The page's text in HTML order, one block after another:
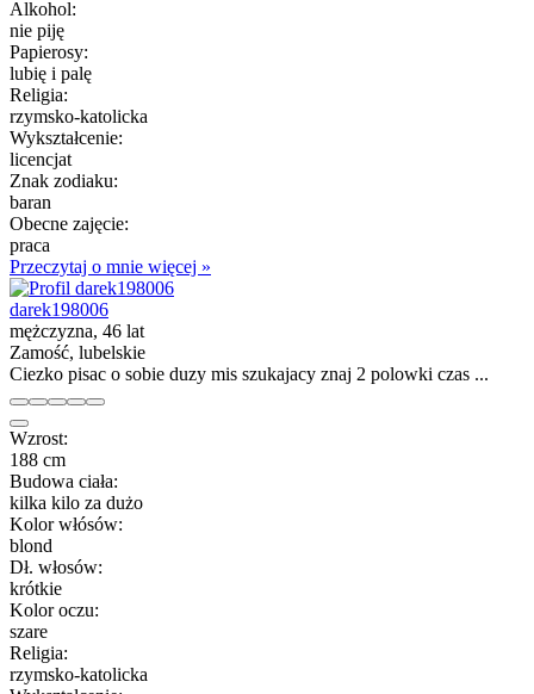
Alkohol:
nie piję
Papierosy:
lubię i palę
Religia:
rzymsko-katolicka
Wykształcenie:
licencjat
Znak zodiaku:
baran
Obecne zajęcie:
praca
Przeczytaj o mnie więcej »
darek198006
mężczyzna, 46 lat
Zamość, lubelskie
Ciezko pisac o sobie duzy mis szukajacy znaj 2 polowki czas ...
Wzrost:
188 cm
Budowa ciała:
kilka kilo za dużo
Kolor włósów:
blond
Dł. włosów:
krótkie
Kolor oczu:
szare
Religia:
rzymsko-katolicka